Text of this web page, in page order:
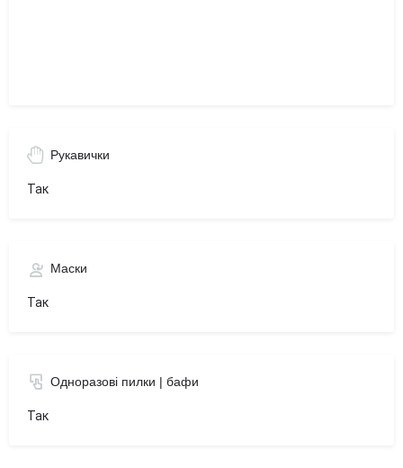
Рукавички
Так
Маски
Так
Одноразові пилки | бафи
Так